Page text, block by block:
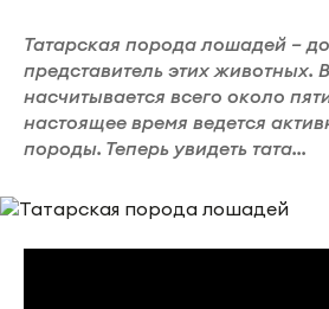
Татарская порода лошадей –
представитель этих животных.
насчитывается всего около
настоящее время ведется
породы. Теперь увидеть тата...